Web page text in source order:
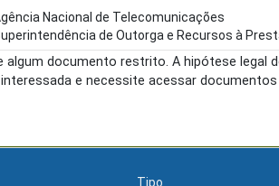
Nacional de Telecomunicações
de Outorga e Recursos à
documento restrito. A hipótese legal
e necessite acessar
Tipo